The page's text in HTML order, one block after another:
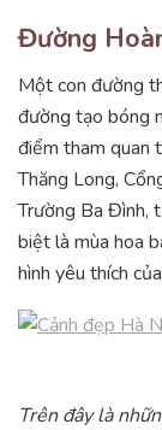
Đường
Một con đường
đường tạo bóng
điểm tham quan
Thăng Long,
Trường Ba Đình,
biệt là mùa hoa
hình yêu thích
Trên đây là